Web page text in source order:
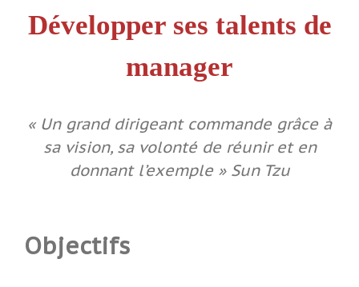
Développer ses talents de
manager
« Un grand dirigeant commande grâce à
sa vision, sa volonté de réunir et en
donnant l’exemple » Sun Tzu
Objectifs